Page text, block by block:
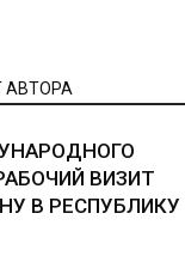
АВТОРА
ВИЗИТ
В РЕСПУБЛИКУ